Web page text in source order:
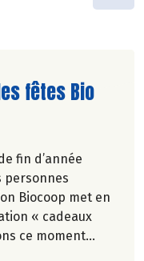
fêtes Bio
fin d’année
personnes
Biocoop met en
« cadeaux
ce moment